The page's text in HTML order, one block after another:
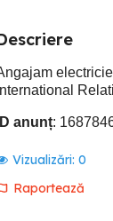
ID anunț:
Vizualizări: 0
Raportează